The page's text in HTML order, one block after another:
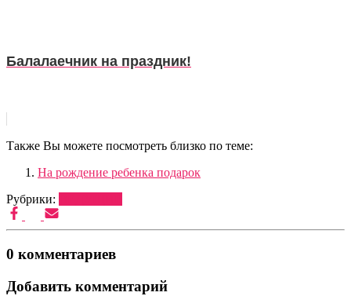
Балалаечник на праздник!
Также Вы можете посмотреть близко по теме:
На рождение ребенка подарок
Рубрики:
0 комментариев
Добавить комментарий